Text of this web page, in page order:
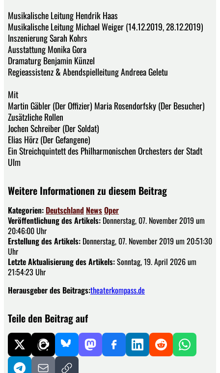
Musikalische Leitung Hendrik Haas
Musikalische Leitung Michael Weiger (14.12.2019, 28.12.2019)
Inszenierung Sarah Kohrs
Ausstattung Monika Gora
Dramaturg Benjamin Künzel
Regieassistenz & Abendspielleitung Andreea Geletu
Mit
Martin Gäbler (Der Offizier) Maria Rosendorfsky (Der Besucher)
Zusätzliche Rollen
Jochen Schreiber (Der Soldat)
Elias Hörz (Der Gefangene)
Ein Streichquintett des Philharmonischen Orchesters der Stadt
Ulm
Weitere Informationen zu diesem Beitrag
Kategorien: Deutschland NewsOper
Veröffentlichung des Artikels: Donnerstag, 07. November 2019 um
20:46:00 Uhr
Erstellung des Artikels: Donnerstag, 07. November 2019 um 20:51:30
Uhr
Letzte Aktualisierung des Artikels:Sonntag, 19. April 2026 um
21:54:23 Uhr
Herausgeber des Beitrags:theaterkompass.de
Teile den Beitrag auf